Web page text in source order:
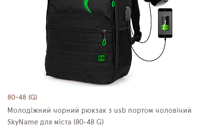
80-48 (G)
Молодіжний чорний рюкзак з usb портом чоловічий
SkyName для міста (80-48 G)